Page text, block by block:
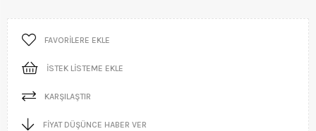
FAVORILERE EKLE
İSTEK LISTEME EKLE
KARŞILAŞTIR
FIYAT DÜŞÜNCE HABER VER